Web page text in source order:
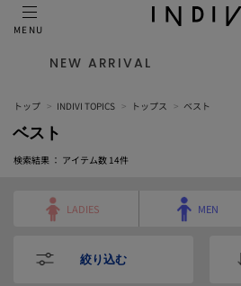
MENU
NEW ARRIVAL
トップ INDIVI TOPICS トップス ベスト
ベスト
検索結果 ： アイテム数 14件
LADIES MEN
絞り込む